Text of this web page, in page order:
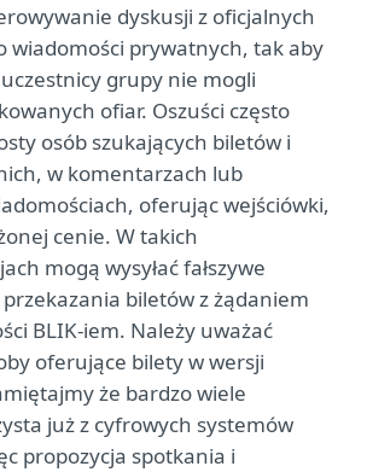
dyskusji z oficjalnych
wiadomości prywatnych, tak aby
grupy nie mogli
ofiar. Oszuści często
osób szukających biletów i
w komentarzach lub
oferując wejściówki,
cenie. W takich
mogą wysyłać fałszywe
biletów z żądaniem
BLIK-iem. Należy uważać
oferujące bilety w wersji
że bardzo wiele
już z cyfrowych systemów
propozycja spotkania i